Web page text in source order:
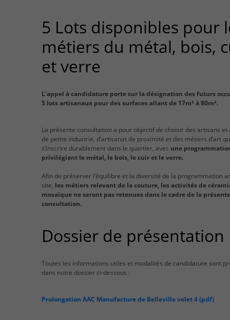
5 Lots disponibles pour
métiers du métal, bois,
et verre
L’appel à candidature porte sur la désignation des futurs
5 lots artisanaux pour des surfaces allant de 17m² à 80m².
La présente consultation a pour objectif de choisir des artisans et
de petite industrie, d’artisanat de proximité et des métiers d’art
s’inscrire durablement dans le quartier, avec une
privilégiant le métal, le bois, le cuir et le verre.
Afin de préserver l’équilibre et la diversité de la programmation
site, les métiers relevant de la couture, les activités de
mosaïque ne seront pas retenues dans le cadre de la présente
consultation.
Dossier de présentation
Toutes les informations utiles et modalités de candidature sont
dans notre dossier ci-dessous :
Prolongation AAC Manufacture de Belleville volet 4 (pdf)